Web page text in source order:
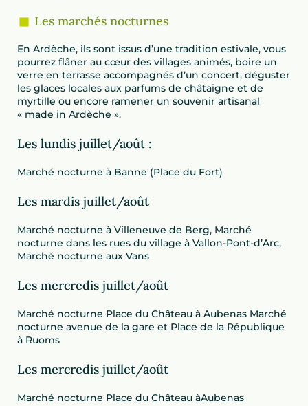
Les marchés nocturnes
En Ardèche, ils sont issus d’une tradition estivale, vous
pourrez flâner au cœur des villages animés, boire un
verre en terrasse accompagnés d’un concert, déguster
les glaces locales aux parfums de châtaigne et de
myrtille ou encore ramener un souvenir artisanal
« made in Ardèche ».
Les lundis juillet/août :
Marché nocturne à Banne (Place du Fort)
Les mardis juillet/août
Marché nocturne à Villeneuve de Berg, Marché
nocturne dans les rues du village à Vallon-Pont-d’Arc,
Marché nocturne aux Vans
Les mercredis juillet/août
Marché nocturne Place du Château à Aubenas Marché
nocturne avenue de la gare et Place de la République
à Ruoms
Les mercredis juillet/août
Marché nocturne Place du Château àAubenas